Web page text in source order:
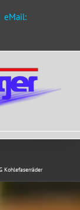
eMail:
Kohlefaserräder